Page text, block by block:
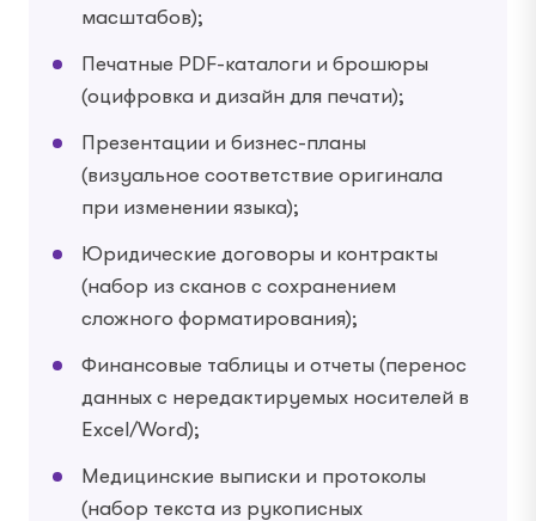
масштабов);
Печатные PDF-каталоги и брошюры
(оцифровка и дизайн для печати);
Презентации и бизнес-планы
(визуальное соответствие оригинала
при изменении языка);
Юридические договоры и контракты
(набор из сканов с сохранением
сложного форматирования);
Финансовые таблицы и отчеты (перенос
данных с нередактируемых носителей в
Excel/Word);
Медицинские выписки и протоколы
(набор текста из рукописных